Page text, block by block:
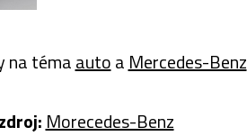
na témaautoa Mercedes-Benz
Morecedes-Benz